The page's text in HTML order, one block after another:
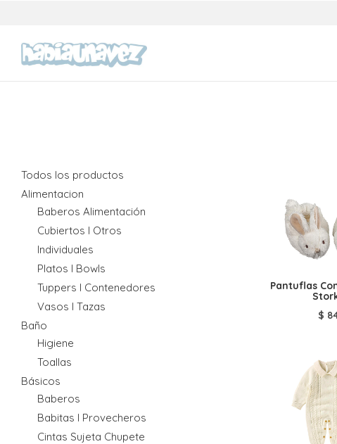
Todos los productos
Alimentacion
Baberos Alimentación
Cubiertos I Otros
Individuales
Platos I Bowls
Tuppers I Contenedores
Vasos I Tazas
Baño
Higiene
Toallas
Básicos
Baberos
Babitas I Provecheros
Cintas Sujeta Chupete
Pantuflas
$